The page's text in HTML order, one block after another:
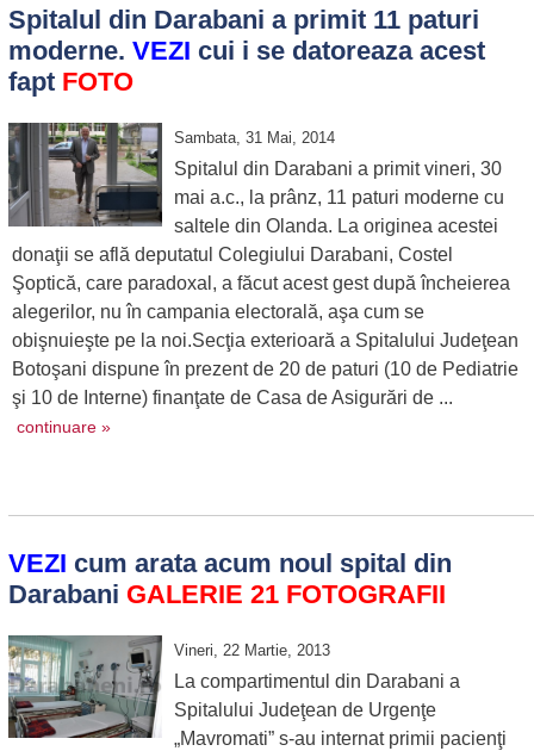
Spitalul din Darabani a primit 11 paturi
moderne. VEZI cui i se datoreaza acest
fapt FOTO
Sambata, 31 Mai, 2014
Spitalul din Darabani a primit vineri, 30
mai a.c., la prânz, 11 paturi moderne cu
saltele din Olanda. La originea acestei
donaţii se află deputatul Colegiului Darabani, Costel
Şoptică, care paradoxal, a făcut acest gest după încheierea
alegerilor, nu în campania electorală, aşa cum se
obişnuieşte pe la noi.Secţia exterioară a Spitalului Judeţean
Botoşani dispune în prezent de 20 de paturi (10 de Pediatrie
şi 10 de Interne) finanţate de Casa de Asigurări de ...
continuare »
VEZI cum arata acum noul spital din
Darabani GALERIE 21 FOTOGRAFII
Vineri, 22 Martie, 2013
La compartimentul din Darabani a
Spitalului Judeţean de Urgenţe
„Mavromati” s-au internat primii pacienţi